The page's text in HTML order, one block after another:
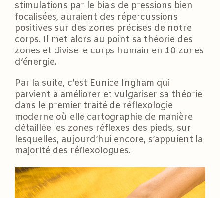
stimulations par le biais de pressions bien
focalisées, auraient des répercussions
positives sur des zones précises de notre
corps. Il met alors au point sa théorie des
zones et divise le corps humain en 10 zones
d’énergie.
Par la suite, c’est Eunice Ingham qui
parvient à améliorer et vulgariser sa théorie
dans le premier traité de réflexologie
moderne où elle cartographie de manière
détaillée les zones réflexes des pieds, sur
lesquelles, aujourd’hui encore, s’appuient la
majorité des réflexologues.